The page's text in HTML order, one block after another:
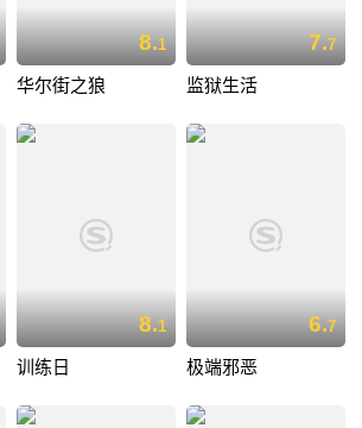
8.1
华尔街之狼
7.7
监狱生活
8.1
训练日
6.7
极端邪恶